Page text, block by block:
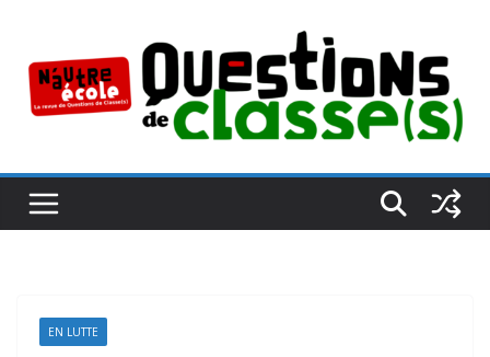
contenu
EN LUTTE